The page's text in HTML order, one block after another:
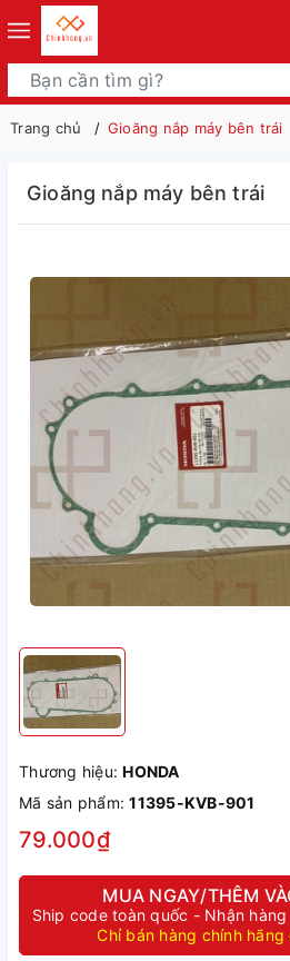
Trang chủ Gioăng nắp máy bên trái
Gioăng nắp máy bên trái
Thương hiệu:HONDA
Mã sản phẩm:11395-KVB-901
79.000₫
MUA NGAY/THÊM
Ship code toàn quốc - Nhận
Chỉ bán hàng chính